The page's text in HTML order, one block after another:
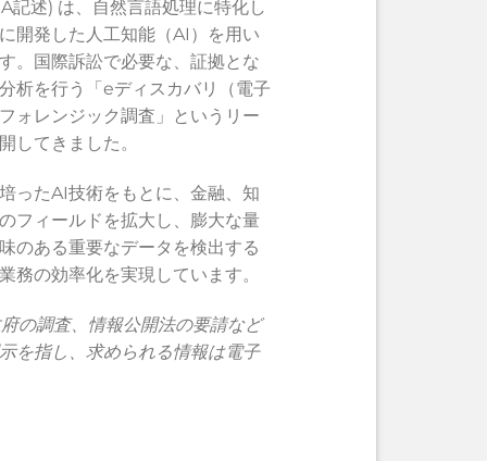
記述) は、自然言語処理に特化し
開発した人工知能（AI）を用い
。国際訴訟で必要な、証拠とな
析を行う「eディスカバリ（電子
ォレンジック調査」というリー
してきました。
ったAI技術をもとに、金融、知
フィールドを拡大し、膨大な量
のある重要なデータを検出する
務の効率化を実現しています。
の調査、情報公開法の要請など
を指し、求められる情報は電子